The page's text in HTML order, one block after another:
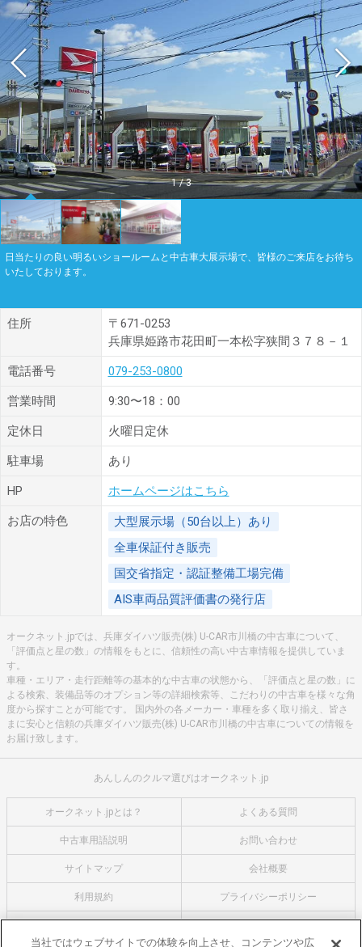
1/3
日当たりの良い明るいショールームと中古車大展示場で、皆様のご来店をお待ち
いたしております。
住所
〒671-0253
兵庫県姫路市花田町一本松字狭間３７８－１
電話番号 079-253-0800
営業時間 9:30〜18：00
定休日 火曜日定休
駐車場 あり
HP ホームページはこちら
お店の特色
大型展示場（50台以上）あり
全車保証付き販売
国交省指定・認証整備工場完備
AIS車両品質評価書の発行店
オークネット.jpでは、兵庫ダイハツ販売(株) U-CAR市川橋の中古車について、
「評価点と星の数」の情報をもとに、信頼性の高い中古車情報を提供していま
す。
車種・エリア・走行距離等の基本的な中古車の状態から、「評価点と星の数」に
よる検索、装備品等のオプション等の詳細検索等、こだわりの中古車を様々な角
度から探すことが可能です。 国内外の各メーカー・車種を多く取り揃え、皆さ
まに安心と信頼の兵庫ダイハツ販売(株) U-CAR市川橋の中古車についての情報を
お届け致します。
あんしんのクルマ選びはオークネット.jp
オークネット.jpとは？ よくある質問
中古車用語説明 お問い合わせ
サイトマップ 会社概要
利用規約 プライバシーポリシー
当社ではウェブサイトでの体験を向上させ、コンテンツや広